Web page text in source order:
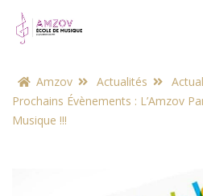
Amzov Actualités
Prochains Évènements : L’Amzov
Musique !!!